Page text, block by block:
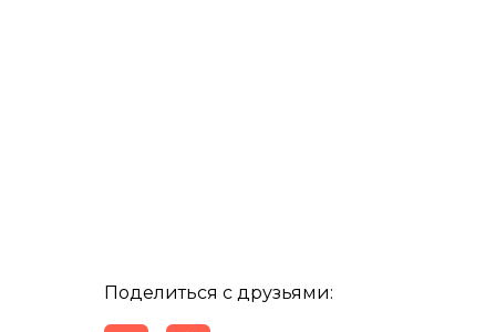
Поделиться с друзьями: